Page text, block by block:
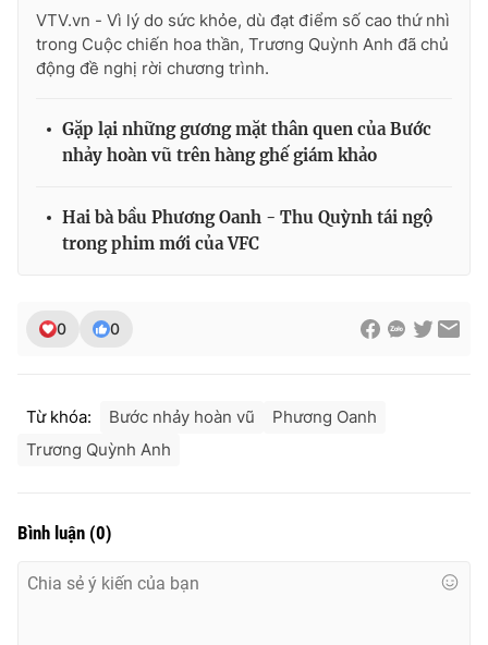
VTV.vn - Vì lý do sức khỏe, dù đạt điểm số cao thứ nhì
trong Cuộc chiến hoa thần, Trương Quỳnh Anh đã chủ
động đề nghị rời chương trình.
Gặp lại những gương mặt thân quen của Bước
nhảy hoàn vũ trên hàng ghế giám khảo
Hai bà bầu Phương Oanh - Thu Quỳnh tái ngộ
trong phim mới của VFC
0 0
Từ khóa: Bước nhảy hoàn vũ
Phương Oanh
Trương Quỳnh Anh
Bình luận (0)